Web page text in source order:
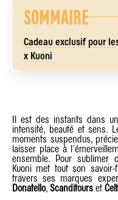
SOMMAIRE
Cadeau exclusif pour
x Kuoni
Il est des instants dans
intensité, beauté et sens.
moments suspendus,
laisser place à
ensemble. Pour sublimer
Kuoni met tout son
travers ses marques
Donatello, Scanditours et